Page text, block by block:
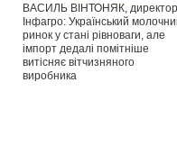
ВАСИЛЬ ВІНТОНЯК, директор
Інфагро: Український
ринок у стані рівноваги, але
імпорт дедалі помітніше
витісняє вітчизняного
виробника